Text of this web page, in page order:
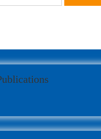
सोसेक नेपाल खानेपानी गुणस्तर
प्रयोगशाला स्थापना गर्न
सामग्री खरिदका लागि